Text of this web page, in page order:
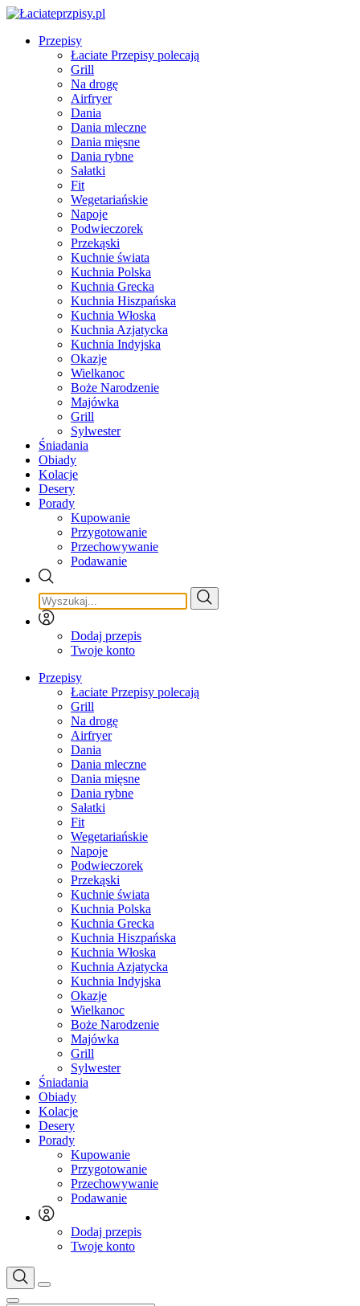
Przepisy
Łaciate Przepisy polecają
Grill
Na drogę
Airfryer
Dania
Dania mleczne
Dania mięsne
Dania rybne
Sałatki
Fit
Wegetariańskie
Napoje
Podwieczorek
Przekąski
Kuchnie świata
Kuchnia Polska
Kuchnia Grecka
Kuchnia Hiszpańska
Kuchnia Włoska
Kuchnia Azjatycka
Kuchnia Indyjska
Okazje
Wielkanoc
Boże Narodzenie
Majówka
Grill
Sylwester
Śniadania
Obiady
Kolacje
Desery
Porady
Kupowanie
Przygotowanie
Przechowywanie
Podawanie
Dodaj przepis
Twoje konto
Przepisy
Łaciate Przepisy polecają
Grill
Na drogę
Airfryer
Dania
Dania mleczne
Dania mięsne
Dania rybne
Sałatki
Fit
Wegetariańskie
Napoje
Podwieczorek
Przekąski
Kuchnie świata
Kuchnia Polska
Kuchnia Grecka
Kuchnia Hiszpańska
Kuchnia Włoska
Kuchnia Azjatycka
Kuchnia Indyjska
Okazje
Wielkanoc
Boże Narodzenie
Majówka
Grill
Sylwester
Śniadania
Obiady
Kolacje
Desery
Porady
Kupowanie
Przygotowanie
Przechowywanie
Podawanie
Dodaj przepis
Twoje konto